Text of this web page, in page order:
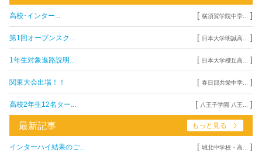
高校･インター... [ 横須賀学院中学... ]
第1回オープンスク... [ 日本大学明誠高... ]
1年生対象進路説明... [ 日本大学櫻丘高... ]
関東大会出場！！ [ 春日部共栄中学... ]
高校2年生12名ター... [ 八王子学園 八王... ]
最新記事 もっと見る
インターハイ結果のご... [ 城北中学校・高... ]